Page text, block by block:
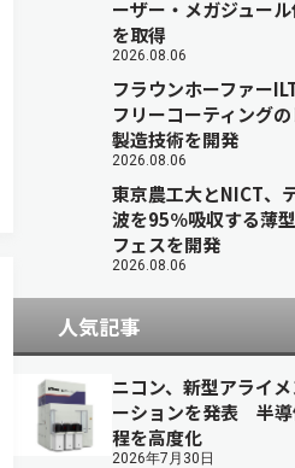
ーザー・メガジュー
を取得
2026.08.06
フラウンホーファー
フリーコーティング
製造技術を開発
2026.08.06
東京農工大とNICT、
波を95％吸収する薄
フェスを開発
2026.08.06
人気記事
ニコン、新型アライ
ーションを発表 半導
程を高度化
2026年7月30日